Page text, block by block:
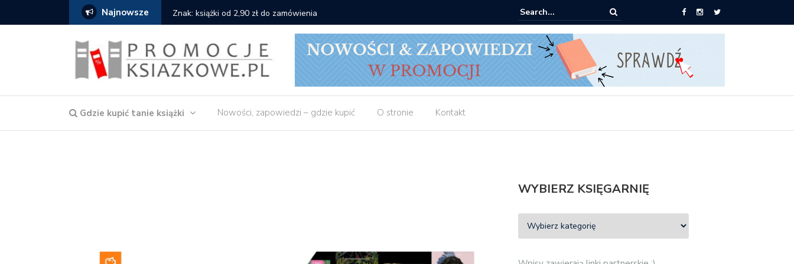
Najnowsze Znak: książki od 2,90 zł do zamówienia Matras: 10 książek za 69 zł
Gdzie kupić tanie książki Nowości, zapowiedzi – gdzie kupić O stronie Kontakt
WYBIERZ KSIĘGARNIĘ